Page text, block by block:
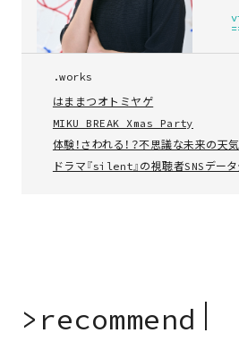
.works
はままつオトミヤゲ
MIKU BREAK Xmas Party
体験！さわれる！？不思議な未来の天気
ドラマ『silent』の視聴者SNSデータ
> recommend